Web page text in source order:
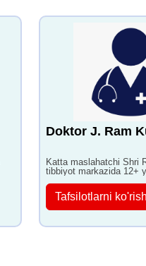
Doktor J. Ram
Katta maslahatchi Shri
tibbiyot markazida 12+
Tafsilotlarni ko'rish